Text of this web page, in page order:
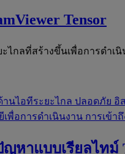
Tensor
ะไกลที่สร้างขึ้นเพื่อการดำเ
นไอทีระยะไกล ปลอดภัย อิ
เพื่อการดำเนินงาน การเข้า
ญหาแบบเรียลไทม์